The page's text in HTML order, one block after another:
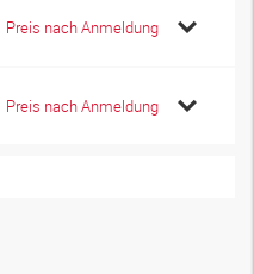
Preis nach Anmeldung
Preis nach Anmeldung